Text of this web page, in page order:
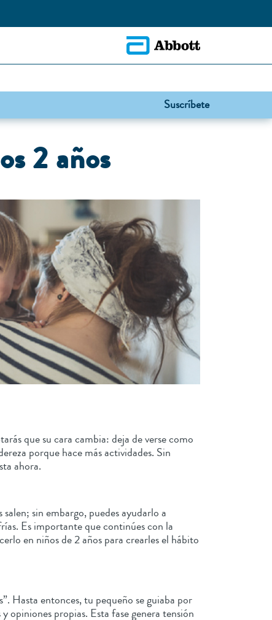
Suscríbete
2 años
que su cara cambia: deja de verse como
porque hace más actividades. Sin
ahora.
sin embargo, puedes ayudarlo a
Es importante que continúes con la
en niños de 2 años para crearles el hábito
Hasta entonces, tu pequeño se guiaba por
opiniones propias. Esta fase genera tensión